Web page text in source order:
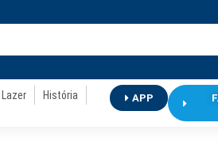
História
APP